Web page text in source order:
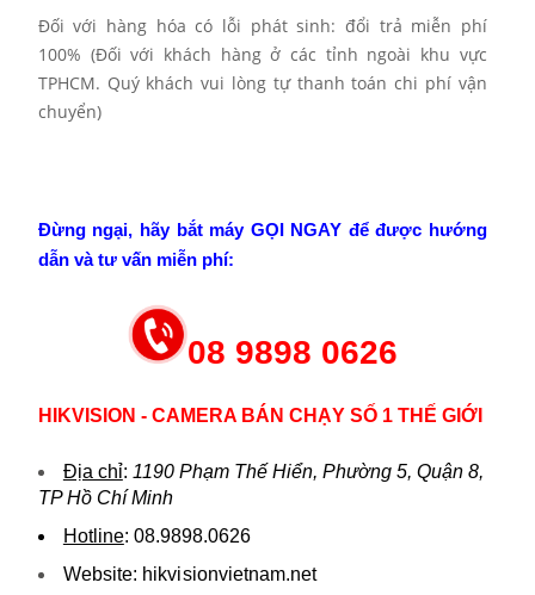
Đối với hàng hóa có lỗi phát sinh: đổi trả miễn phí
100% (Đối với khách hàng ở các tỉnh ngoài khu vực
TPHCM. Quý khách vui lòng tự thanh toán chi phí vận
chuyển)
Đừng ngại, hãy bắt máy GỌI NGAY để được hướng
dẫn và tư vấn miễn phí:
08 9898 0626
HIKVISION - CAMERA BÁN CHẠY SỐ 1 THẾ GIỚI
Địa chỉ: 1190 Phạm Thế Hiển, Phường 5, Quận 8,
TP Hồ Chí Minh
Hotline: 08.9898.0626
Website: hikvi sionvietnam.net